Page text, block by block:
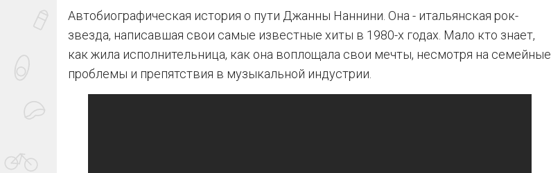
Автобиографическая история о пути Джанны Наннини. Она - итальянская рок-
звезда, написавшая свои самые известные хиты в 1980-х годах. Мало кто знает,
как жила исполнительница, как она воплощала свои мечты, несмотря на семейные
проблемы и препятствия в музыкальной индустрии.